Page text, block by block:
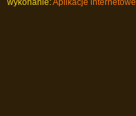
wykonanie:Aplikacje internetowe